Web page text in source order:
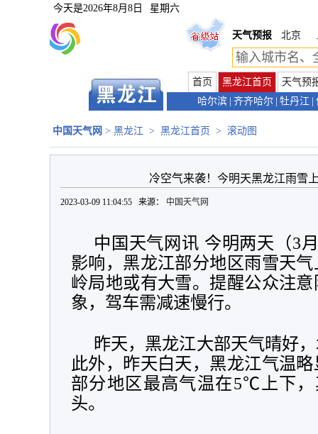
今天是2026年8月8日 星期六
天气预报 北京
首页 黑龙江首页
天气预
哈尔滨 齐齐哈尔 牡丹江
中国天气网 > 黑龙江 > 黑龙江首页 > 滚动图
冷空气来袭！今明天黑龙江雨雪
2023-03-09 11:04:55 来源： 中国天气网
中国天气网讯 今明两天（3
影响，黑龙江部分地区雨雪天
岭局地或有大雪。提醒公众注
象，驾车需减速慢行。
昨天，黑龙江大部天气晴好
此外，昨天白天，黑龙江气温
部分地区最高气温在5℃上下
头。